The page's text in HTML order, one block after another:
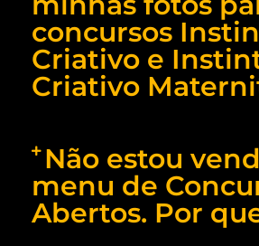
concursos
Criativo e
Criativo
Não estou
menu de
Abertos. Por